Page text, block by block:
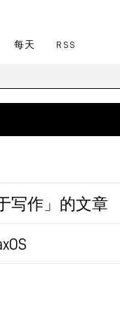
每天 RSS
等）的文章同步
写作」的文章
就浑浑噩噩的又